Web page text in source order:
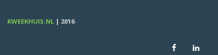
KWEEKHUIS.NL | 2016